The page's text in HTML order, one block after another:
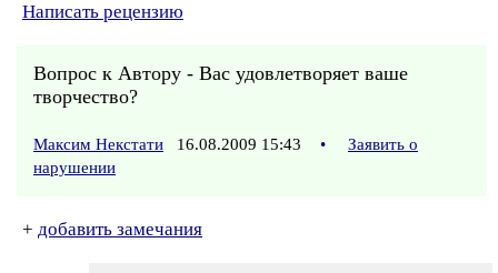
Написать рецензию
Вопрос к Автору - Вас удовлетворяет ваше
творчество?
Максим Некстати 16.08.2009 15:43 •
Заявить о
нарушении
+ добавить замечания